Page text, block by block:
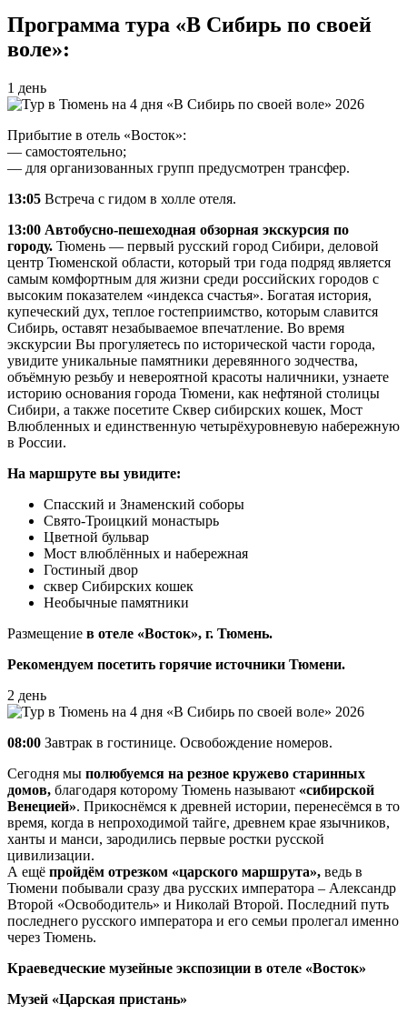
Программа тура «В Сибирь по своей
воле»:
1 день
Прибытие в отель «Восток»:
— самостоятельно;
— для организованных групп предусмотрен трансфер.
13:05 Встреча с гидом в холле отеля.
13:00 Автобусно-пешеходная обзорная экскурсия по
городу. Тюмень — первый русский город Сибири, деловой
центр Тюменской области, который три года подряд является
самым комфортным для жизни среди российских городов с
высоким показателем «индекса счастья». Богатая история,
купеческий дух, теплое гостеприимство, которым славится
Сибирь, оставят незабываемое впечатление. Во время
экскурсии Вы прогуляетесь по исторической части города,
увидите уникальные памятники деревянного зодчества,
объёмную резьбу и невероятной красоты наличники, узнаете
историю основания города Тюмени, как нефтяной столицы
Сибири, а также посетите Сквер сибирских кошек, Мост
Влюбленных и единственную четырёхуровневую набережную
в России.
На маршруте вы увидите:
Спасский и Знаменский соборы
Свято-Троицкий монастырь
Цветной бульвар
Мост влюблённых и набережная
Гостиный двор
сквер Сибирских кошек
Необычные памятники
Размещение в отеле «Восток», г. Тюмень.
Рекомендуем посетить горячие источники Тюмени.
2 день
08:00 Завтрак в гостинице. Освобождение номеров.
Сегодня мы полюбуемся на резное кружево старинных
домов, благодаря которому Тюмень называют «сибирской
Венецией». Прикоснёмся к древней истории, перенесёмся в то
время, когда в непроходимой тайге, древнем крае язычников,
ханты и манси, зародились первые ростки русской
цивилизации.
А ещё пройдём отрезком «царского маршрута», ведь в
Тюмени побывали сразу два русских императора – Александр
Второй «Освободитель» и Николай Второй. Последний путь
последнего русского императора и его семьи пролегал именно
через Тюмень.
Краеведческие музейные экспозиции в отеле «Восток»
Музей «Царская пристань»